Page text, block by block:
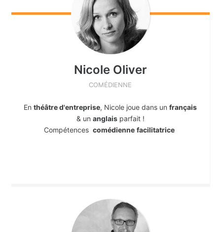
Nicole Oliver
COMÉDIENNE
Enthéâtre d'entreprise, Nicole joue dans unfrançais
& un anglaisparfait !
Compétencescomédienne facilitatrice